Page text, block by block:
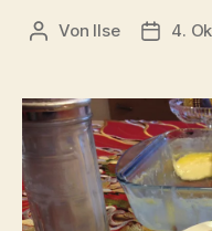
Beitragsautor
Von Ilse 4.